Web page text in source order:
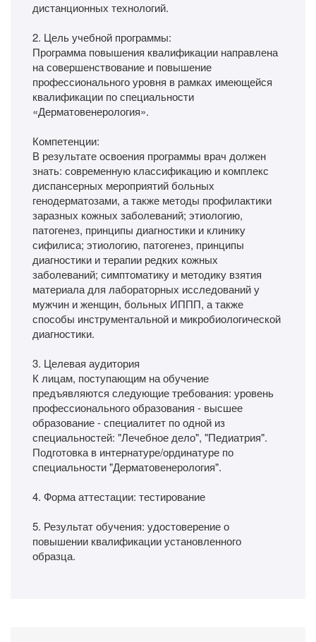
дистанционных технологий.
2. Цель учебной программы:
Программа повышения квалификации направлена
на совершенствование и повышение
профессионального уровня в рамках имеющейся
квалификации по специальности
«Дерматовенерология».
Компетенции:
В результате освоения программы врач должен
знать: современную классификацию и комплекс
диспансерных мероприятий больных
генодерматозами, а также методы профилактики
заразных кожных заболеваний; этиологию,
патогенез, принципы диагностики и клинику
сифилиса; этиологию, патогенез, принципы
диагностики и терапии редких кожных
заболеваний; симптоматику и методику взятия
материала для лабораторных исследований у
мужчин и женщин, больных ИППП, а также
способы инструментальной и микробиологической
диагностики.
3. Целевая аудитория
К лицам, поступающим на обучение
предъявляются следующие требования: уровень
профессионального образования - высшее
образование - специалитет по одной из
специальностей: "Лечебное дело", "Педиатрия".
Подготовка в интернатуре/ординатуре по
специальности "Дерматовенерология".
4. Форма аттестации: тестирование
5. Результат обучения: удостоверение о
повышении квалификации установленного
образца.